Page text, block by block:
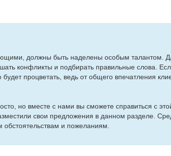
долж­ны быть на­де­ле­ны осо­бым та­лан­том.
кон­флик­ты и под­би­рать пра­виль­ные сло­ва.
про­цве­тать, ведь от об­ще­го впе­чат­ле­ния
но вме­сте с на­ми вы смо­же­те спра­вить­ся с
свои пред­ло­же­ния в дан­ном раз­де­ле.
об­сто­я­тель­ствам и по­же­ла­ни­ям.